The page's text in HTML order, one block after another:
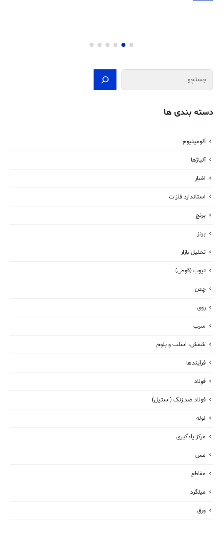
جستجو
دسته بندی ها
آلومینیوم
آلیاژها
اخبار
استاندارد فلزات
برنج
برنز
تحلیل بازار
تیوب (قوطی)
چدن
روی
سرب
شمش، اسلب و بلوم
فرآیندها
فولاد
فولاد ضد زنگ (استیل)
لوله
مرکز یادگیری
مس
مقاطع
میلگرد
ورق